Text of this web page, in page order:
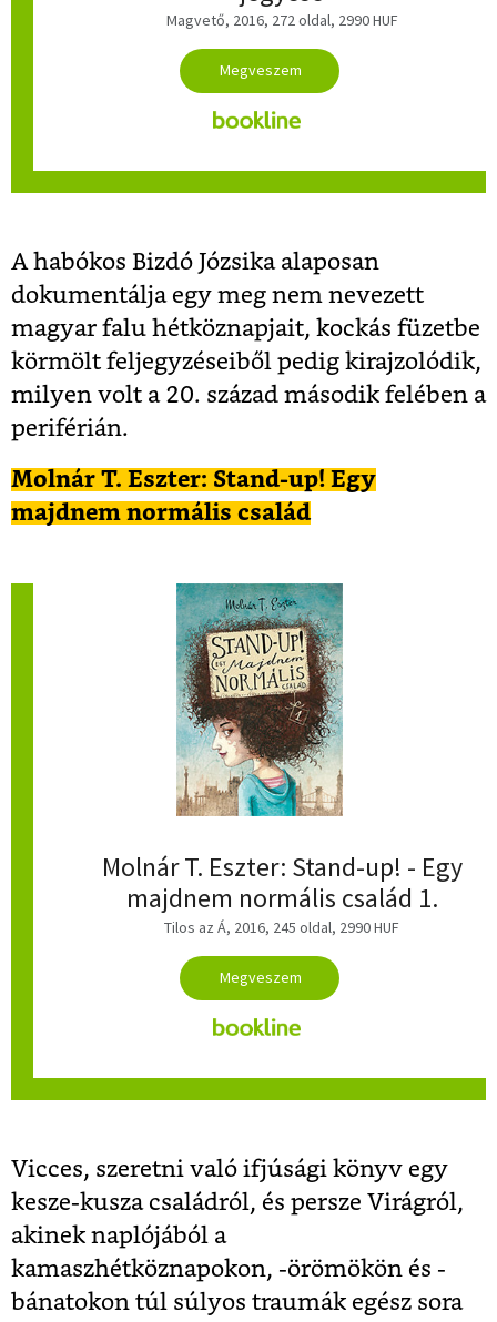
Magvető, 2016, 272 oldal, 2990 HUF
A habókos Bizdó Józsika alaposan
dokumentálja egy meg nem nevezett
magyar falu hétköznapjait, kockás füzetbe
körmölt feljegyzéseiből pedig kirajzolódik,
milyen volt a 20. század második felében a
periférián.
Molnár T. Eszter: Stand-up! Egy
majdnem normális család
Molnár T. Eszter: Stand-up! - Egy
majdnem normális család 1.
Tilos az Á, 2016, 245 oldal, 2990 HUF
Vicces, szeretni való ifjúsági könyv egy
kesze-kusza családról, és persze Virágról,
akinek naplójából a
kamaszhétköznapokon, -örömökön és -
bánatokon túl súlyos traumák egész sora